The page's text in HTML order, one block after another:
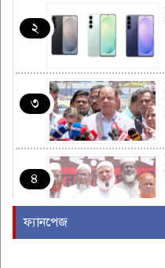
২
৩
৪
ফ্যানপেজ